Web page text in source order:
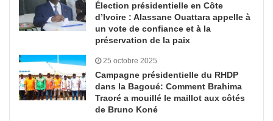
Élection présidentielle en Côte
d’Ivoire : Alassane Ouattara appelle à
un vote de confiance et à la
préservation de la paix
25 octobre 2025
Campagne présidentielle du RHDP
dans la Bagoué: Comment Brahima
Traoré a mouillé le maillot aux côtés
de Bruno Koné